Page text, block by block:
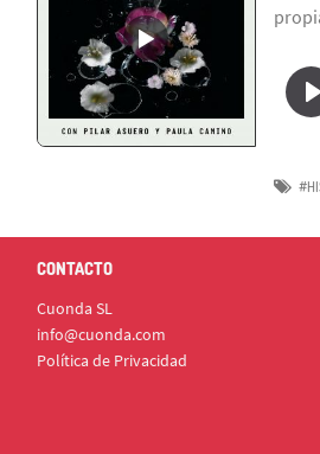
CONTACTO
Cuonda SL
info@cuonda.com
Política de Privacidad